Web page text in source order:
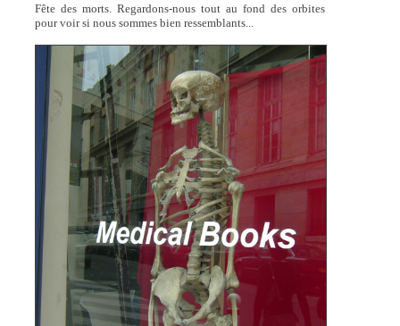
Fête des morts. Regardons-nous tout au fond des orbites
pour voir si nous sommes bien ressemblants...